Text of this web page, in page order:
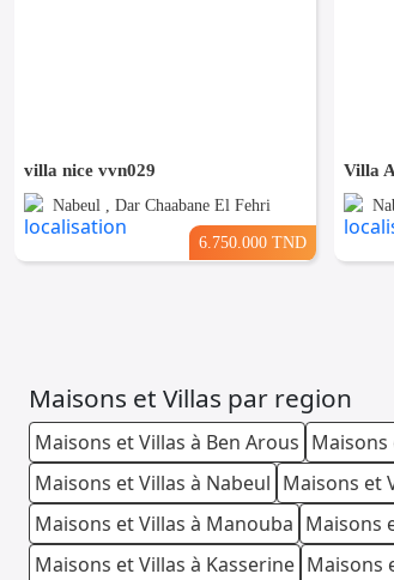
villa nice vvn029
Nabeul , Dar Chaabane El Fehri
6.750.000 TND
Villa
Maisons et Villas par region
Maisons et Villas à Ben Arous Maisons
Maisons et Villas à Nabeul Maisons et
Maisons et Villas à Manouba Maisons
Maisons et Villas à Kasserine Maisons